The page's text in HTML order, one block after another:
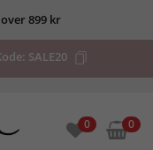
899 kr
SALE20
0 0